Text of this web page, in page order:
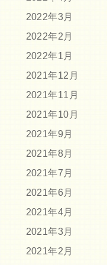
2022年3月
2022年2月
2022年1月
2021年12月
2021年11月
2021年10月
2021年9月
2021年8月
2021年7月
2021年6月
2021年4月
2021年3月
2021年2月